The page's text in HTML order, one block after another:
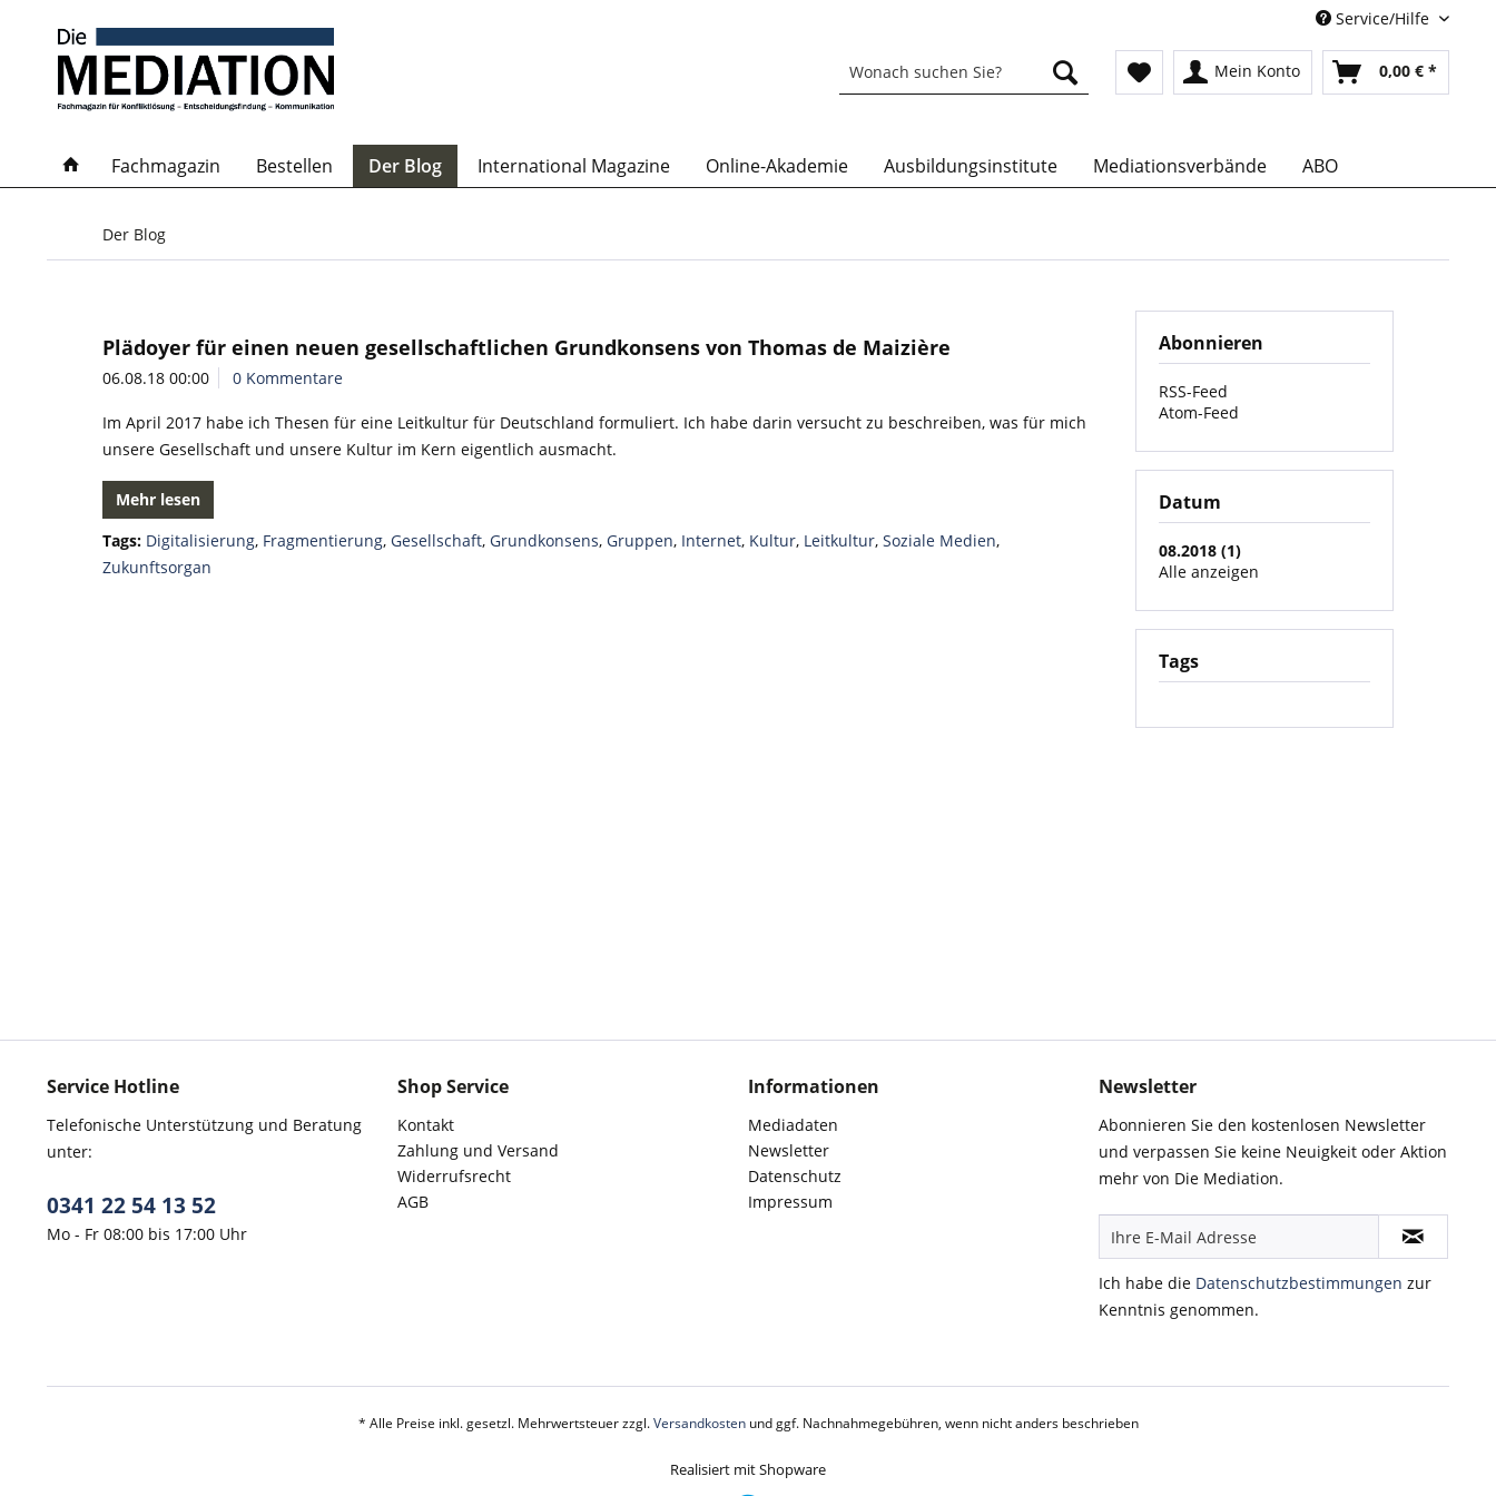
Service/Hilfe
Mein Konto 0,00 € *
Fachmagazin Bestellen Der Blog International Magazine Online-Akademie Ausbildungsinstitute Mediationsverbände ABO
Der Blog
Abonnieren
RSS-Feed
Atom-Feed
Datum
08.2018 (1)
Alle anzeigen
Tags
Plädoyer für einen neuen gesellschaftlichen Grundkonsens von Thomas de Maizière
06.08.18 00:00 0 Kommentare
Im April 2017 habe ich Thesen für eine Leitkultur für Deutschland formuliert. Ich habe darin versucht zu beschreiben, was für mich
unsere Gesellschaft und unsere Kultur im Kern eigentlich ausmacht.
Mehr lesen
Tags: Digitalisierung, Fragmentierung, Gesellschaft, Grundkonsens, Gruppen, Internet, Kultur, Leitkultur, Soziale Medien,
Zukunftsorgan
Service Hotline
Telefonische Unterstützung und Beratung
unter:
0341 22 54 13 52
Mo - Fr 08:00 bis 17:00 Uhr
Shop Service
Kontakt
Zahlung und Versand
Widerrufsrecht
AGB
Informationen
Mediadaten
Newsletter
Datenschutz
Impressum
Newsletter
Abonnieren Sie den kostenlosen Newsletter
und verpassen Sie keine Neuigkeit oder Aktion
mehr von Die Mediation.
Ich habe die Datenschutzbestimmungen zur
Kenntnis genommen.
* Alle Preise inkl. gesetzl. Mehrwertsteuer zzgl.Versandkostenund ggf. Nachnahmegebühren, wenn nicht anders beschrieben
Realisiert mit Shopware